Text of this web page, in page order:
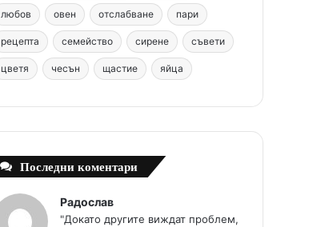
t
m
любов овен отслабване пари
рецепта семейство сирене съвети
цветя чесън щастие яйца
Последни коментари
Радослав
"Докато другите виждат проблем,